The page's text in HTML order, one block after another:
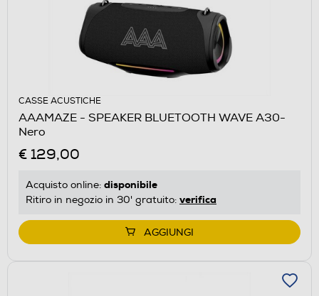
CASSE ACUSTICHE
AAAMAZE - SPEAKER BLUETOOTH WAVE A30-
Nero
€ 129,00
Acquisto online: disponibile
Ritiro in negozio in 30' gratuito: verifica
AGGIUNGI